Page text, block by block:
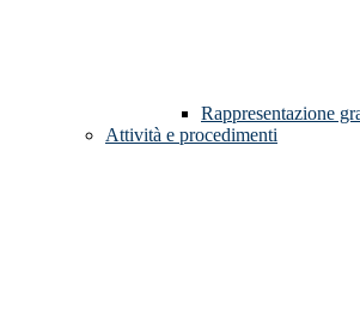
Rappresentazione
Attività e procedimenti